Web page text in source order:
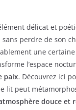
délicat et
perdre de son
une certaine
l’espace
paix. Découvrez ici
lit peut
douce et